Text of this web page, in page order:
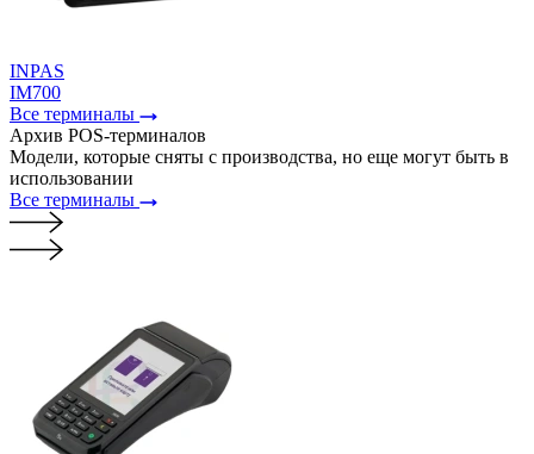
INPAS
IM700
Все терминалы
Архив POS-терминалов
Модели, которые сняты с производства, но еще могут быть в
использовании
Все терминалы